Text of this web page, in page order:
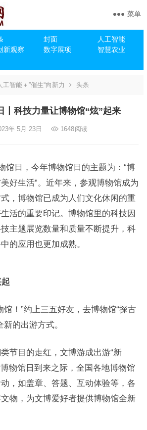
封面
人工智能
新观察 数字展项
智慧农业
菜单
智能＋”催生“向新力 头条
丨科技力量让博物馆“炫”起来
年 5月 23日 1648阅读
馆日，今年博物馆日的主题为：“博
好生活”。近年来，参观博物馆成为
，博物馆已成为人们文化休闲的重
活的重要印记。博物馆里的科技因
主题展览数量和质量不断提升，科
的应用也更加成熟。
馆！”约上三五好友，去博物馆“探古
的出游方式。
节目的走红，文博游成出游“新
博物馆日到来之际，全国各地博物馆
，如盖章、答题、互动体验等，各
物，为文博爱好者提供博物馆全新